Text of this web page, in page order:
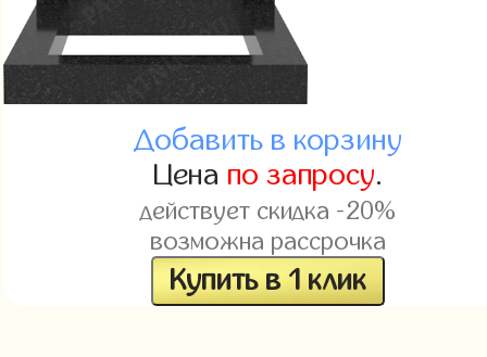
Добавить в корзину
Цена по запросу.
действует скидка -20%
возможна рассрочка
Купить в 1 клик